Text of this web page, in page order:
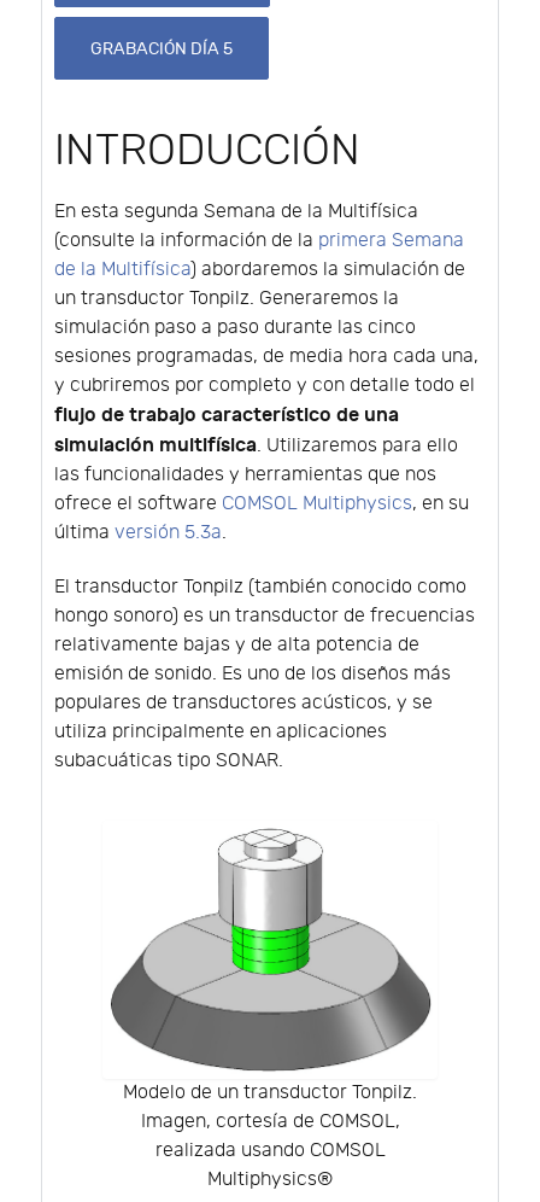
GRABACIÓN DÍA 5
INTRODUCCIÓN
En esta segunda Semana de la Multifísica
(consulte la información de la primera Semana
de la Multifísica) abordaremos la simulación de
un transductor Tonpilz. Generaremos la
simulación paso a paso durante las cinco
sesiones programadas, de media hora cada una,
y cubriremos por completo y con detalle todo el
flujo de trabajo característico de una
simulación multifísica. Utilizaremos para ello
las funcionalidades y herramientas que nos
ofrece el software COMSOL Multiphysics, en su
última versión 5.3a.
El transductor Tonpilz (también conocido como
hongo sonoro) es un transductor de frecuencias
relativamente bajas y de alta potencia de
emisión de sonido. Es uno de los diseños más
populares de transductores acústicos, y se
utiliza principalmente en aplicaciones
subacuáticas tipo SONAR.
Modelo de un transductor Tonpilz.
Imagen, cortesía de COMSOL,
realizada usando COMSOL
Multiphysics®